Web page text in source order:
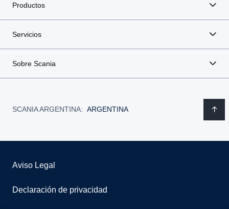
Productos
Servicios
Sobre Scania
SCANIA ARGENTINA: ARGENTINA
Aviso Legal
Declaración de privacidad